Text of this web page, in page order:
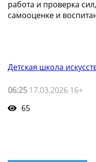
работа и проверка
самооценке и
Детская школа
06:25 17.03.2026 16+
65